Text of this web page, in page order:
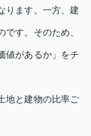
ります。一方、建
す。そのため、
値があるか」をチ
地と建物の比率ご